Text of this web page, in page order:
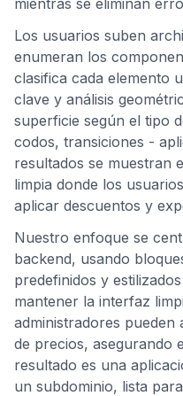
mientras se eliminan
Los usuarios suben
enumeran los
clasifica cada elemento
clave y análisis
superficie según el tipo
codos, transiciones -
resultados se muestran
limpia donde los
aplicar descuentos y
Nuestro enfoque se
backend, usando
predefinidos y
mantener la interfaz
administradores pueden
de precios, asegurando
resultado es una
un subdominio, lista